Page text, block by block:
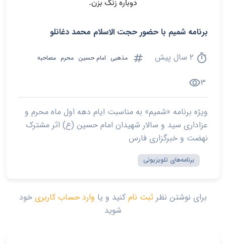
برنامه شمیم با حضور حجت الاسلام محمد دغانلو
timer ۲ سال پیش tag مذهبی امام حسین محرم مصاحبه
۳visibility
ویژه برنامه «شمیم» به مناسبت ایام دهه اول ماه محرم و
عزاداری سید و سالار شهیدان امام حسین (ع) اثر مشترک
نهضت و خبرگزاری فارس
برنامه‌های تلویزیونی
برای نوشتن نظر ثبت نام کنید و یا وارد حساب کاربری خود
شوید